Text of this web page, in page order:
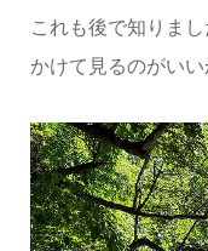
これも後で知りま
かけて見るのがいい